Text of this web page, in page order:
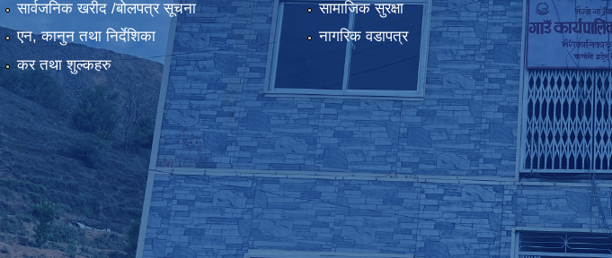
सार्वजनिक खरीद /बोलपत्र सूचना
एन, कानुन तथा निर्देशिका
कर तथा शुल्कहरु
सामाजिक सुरक्षा
नागरिक वडापत्र